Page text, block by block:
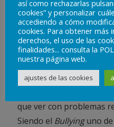
La prevalencia del
Estos rangos son tan
la mayoría de las
expuestas a este riesgo
También se sabe que
que ver con problemas
Siendo el Bullyinguno de
así como rechazarlas
cookies” y personalizar
accediendo a cómo
cookies. Para obtener más
derechos, el uso de las
finalidades... consulta la
nuestra página web.
ajustes de las cookies